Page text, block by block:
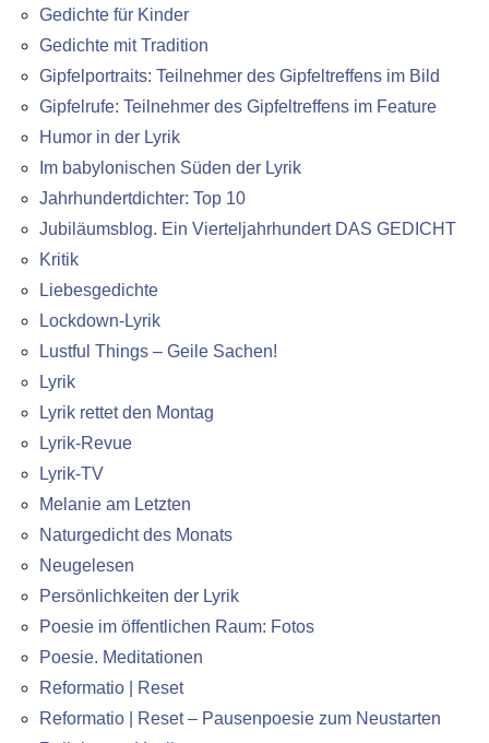
Gedichte für Kinder
Gedichte mit Tradition
Gipfelportraits: Teilnehmer des Gipfeltreffens im Bild
Gipfelrufe: Teilnehmer des Gipfeltreffens im Feature
Humor in der Lyrik
Im babylonischen Süden der Lyrik
Jahrhundertdichter: Top 10
Jubiläumsblog. Ein Vierteljahrhundert DAS GEDICHT
Kritik
Liebesgedichte
Lockdown-Lyrik
Lustful Things – Geile Sachen!
Lyrik
Lyrik rettet den Montag
Lyrik-Revue
Lyrik-TV
Melanie am Letzten
Naturgedicht des Monats
Neugelesen
Persönlichkeiten der Lyrik
Poesie im öffentlichen Raum: Fotos
Poesie. Meditationen
Reformatio | Reset
Reformatio | Reset – Pausenpoesie zum Neustarten